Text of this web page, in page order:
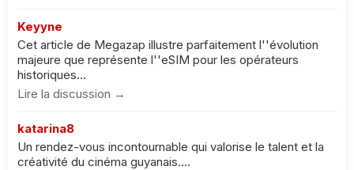
Keyyne
Cet article de Megazap illustre parfaitement l''évolution
majeure que représente l''eSIM pour les opérateurs
historiques...
Lire la discussion →
katarina8
Un rendez-vous incontournable qui valorise le talent et la
créativité du cinéma guyanais....